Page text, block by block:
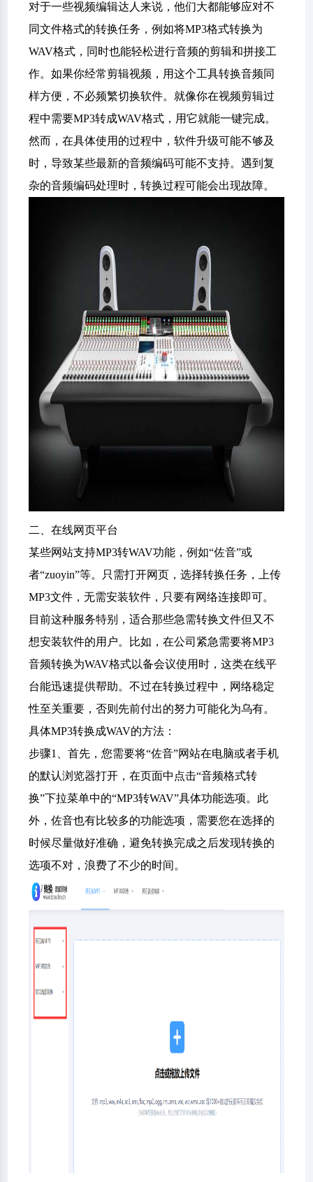
对于一些视频编辑达人来说，他们大都能够应对不
同文件格式的转换任务，例如将MP3格式转换为
WAV格式，同时也能轻松进行音频的剪辑和拼接工
作。如果你经常剪辑视频，用这个工具转换音频同
样方便，不必频繁切换软件。就像你在视频剪辑过
程中需要MP3转成WAV格式，用它就能一键完成。
然而，在具体使用的过程中，软件升级可能不够及
时，导致某些最新的音频编码可能不支持。遇到复
杂的音频编码处理时，转换过程可能会出现故障。
二、在线网页平台
某些网站支持MP3转WAV功能，例如“佐音”或
者“zuoyin”等。只需打开网页，选择转换任务，上传
MP3文件，无需安装软件，只要有网络连接即可。
目前这种服务特别，适合那些急需转换文件但又不
想安装软件的用户。比如，在公司紧急需要将MP3
音频转换为WAV格式以备会议使用时，这类在线平
台能迅速提供帮助。不过在转换过程中，网络稳定
性至关重要，否则先前付出的努力可能化为乌有。
具体MP3转换成WAV的方法：
步骤1、首先，您需要将“佐音”网站在电脑或者手机
的默认浏览器打开，在页面中点击“音频格式转
换”下拉菜单中的“MP3转WAV”具体功能选项。此
外，佐音也有比较多的功能选项，需要您在选择的
时候尽量做好准确，避免转换完成之后发现转换的
选项不对，浪费了不少的时间。